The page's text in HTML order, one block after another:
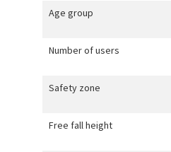
Age group
Number of users
Safety zone
Free fall height